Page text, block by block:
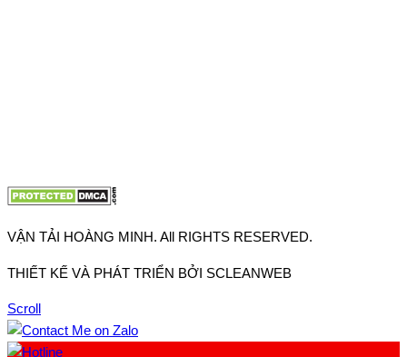
VẬN TẢI HOÀNG MINH. All RIGHTS RESERVED.
THIẾT KẾ VÀ PHÁT TRIỂN BỞI SCLEANWEB
Scroll